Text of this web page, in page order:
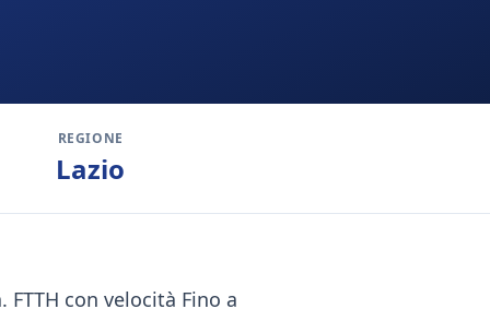
REGIONE
Lazio
con velocità Fino a